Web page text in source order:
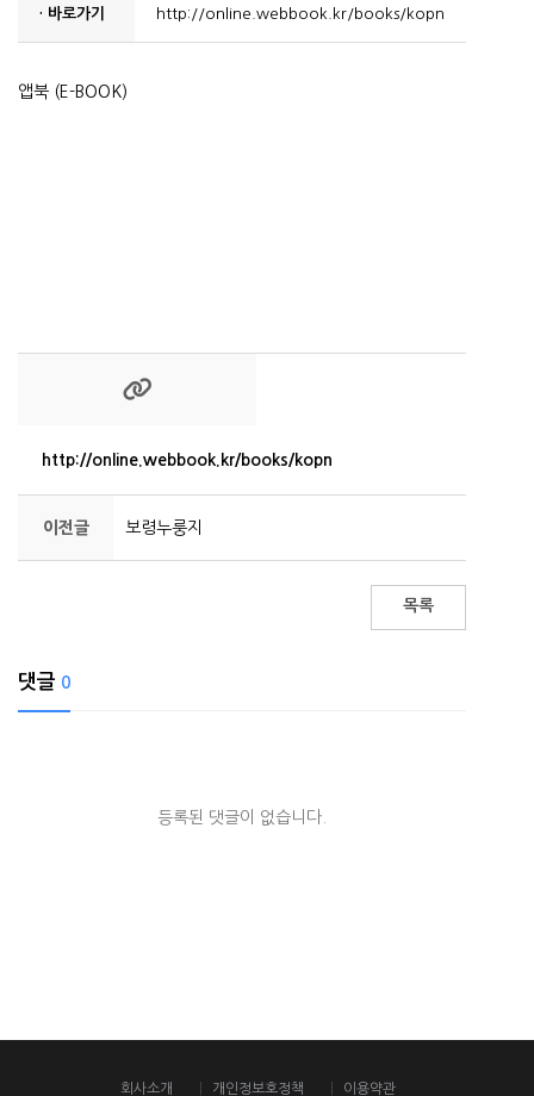
· 바로가기 http://online.webbook.kr/books/kopn
앱북 (E-BOOK)
http://online.webbook.kr/books/kopn
이전글 보령누룽지
목록
댓글 0
등록된 댓글이 없습니다.
회사소개 개인정보호정책 이용약관